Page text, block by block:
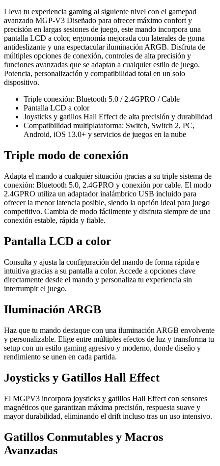
Lleva tu experiencia gaming al siguiente nivel con el gamepad
avanzado MGP-V3 Diseñado para ofrecer máximo confort y
precisión en largas sesiones de juego, este mando incorpora una
pantalla LCD a color, ergonomía mejorada con laterales de goma
antideslizante y una espectacular iluminación ARGB. Disfruta de
múltiples opciones de conexión, controles de alta precisión y
funciones avanzadas que se adaptan a cualquier estilo de juego.
Potencia, personalización y compatibilidad total en un solo
dispositivo.
Triple conexión: Bluetooth 5.0 / 2.4GPRO / Cable
Pantalla LCD a color
Joysticks y gatillos Hall Effect de alta precisión y durabilidad
Compatibilidad multiplataforma: Switch, Switch 2, PC,
Android, iOS 13.0+ y servicios de juegos en la nube
Triple modo de conexión
Adapta el mando a cualquier situación gracias a su triple sistema de
conexión: Bluetooth 5.0, 2.4GPRO y conexión por cable. El modo
2.4GPRO utiliza un adaptador inalámbrico USB incluido para
ofrecer la menor latencia posible, siendo la opción ideal para juego
competitivo. Cambia de modo fácilmente y disfruta siempre de una
conexión estable, rápida y fiable.
Pantalla LCD a color
Consulta y ajusta la configuración del mando de forma rápida e
intuitiva gracias a su pantalla a color. Accede a opciones clave
directamente desde el mando y personaliza tu experiencia sin
interrumpir el juego.
Iluminación ARGB
Haz que tu mando destaque con una iluminación ARGB envolvente
y personalizable. Elige entre múltiples efectos de luz y transforma tu
setup con un estilo gaming agresivo y moderno, donde diseño y
rendimiento se unen en cada partida.
Joysticks y Gatillos Hall Effect
El MGPV3 incorpora joysticks y gatillos Hall Effect con sensores
magnéticos que garantizan máxima precisión, respuesta suave y
mayor durabilidad, eliminando el drift incluso tras un uso intensivo.
Gatillos Conmutables y Macros
Avanzadas